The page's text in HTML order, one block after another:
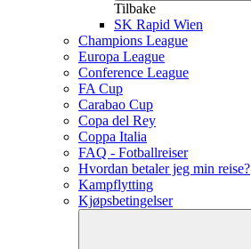
Tilbake
SK Rapid Wien
Champions League
Europa League
Conference League
FA Cup
Carabao Cup
Copa del Rey
Coppa Italia
FAQ - Fotballreiser
Hvordan betaler jeg min reise?
Kampflytting
Kjøpsbetingelser